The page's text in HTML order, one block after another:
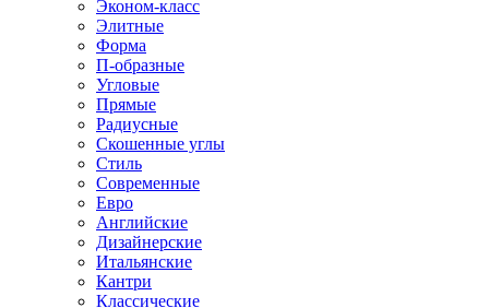
Эконом-класс
Элитные
Форма
П-образные
Угловые
Прямые
Радиусные
Скошенные углы
Стиль
Современные
Евро
Английские
Дизайнерские
Итальянские
Кантри
Классические